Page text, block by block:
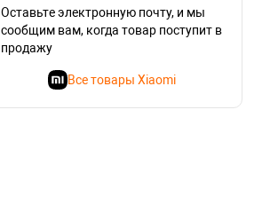
Оставьте электронную почту, и мы
сообщим вам, когда товар поступит в
продажу
Все товары Xiaomi